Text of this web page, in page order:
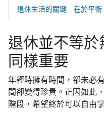
退休生活的關鍵 在於平衡
退休並不等
同樣重要
年輕時擁有時間，卻未必
間卻變得珍貴。正因如此
階段，希望終於可以自由